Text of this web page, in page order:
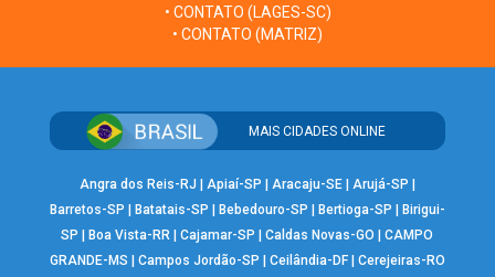
• CONTATO (LAGES-SC)
• CONTATO (MATRIZ)
MAIS CIDADES ONLINE
Angra dos Reis-RJ Apiaí-SP Aracaju-SE| Arujá-SP
Barretos-SP
Batatais-SP Bebedouro-SP Bertioga-SP
Birigui-
SP
Boa Vista-RR |Cajamar-SP |Caldas Novas-GO |CAMPO
GRANDE-MS
Campos Jordão-SP Ceilândia-DF| Cerejeiras-RO